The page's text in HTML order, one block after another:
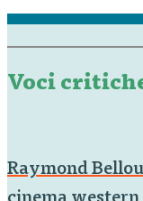
Parigi I e dal 1986
émotions,
Voci
Raymond